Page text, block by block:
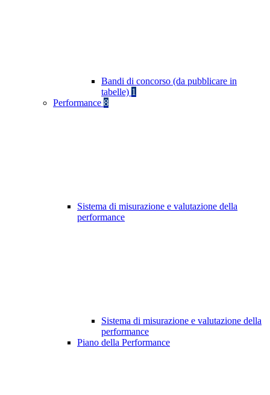
Bandi di concorso (da pubblicare in
tabelle) 1
Performance 8
Sistema di misurazione e valutazione della
performance
Sistema di misurazione e valutazione della
performance
Piano della Performance